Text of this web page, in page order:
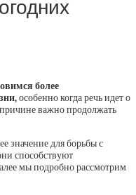
более
особенно когда речь идет о
важно продолжать
значение для борьбы с
способствуют
мы подробно рассмотрим